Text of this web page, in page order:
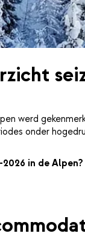
werd
onder
in de Alpen?